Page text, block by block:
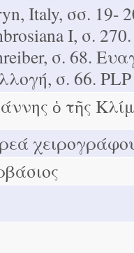
Italy, σσ. 19-
Ι, σ.
σ. 68.
σ. 66.
ὁ τῆς